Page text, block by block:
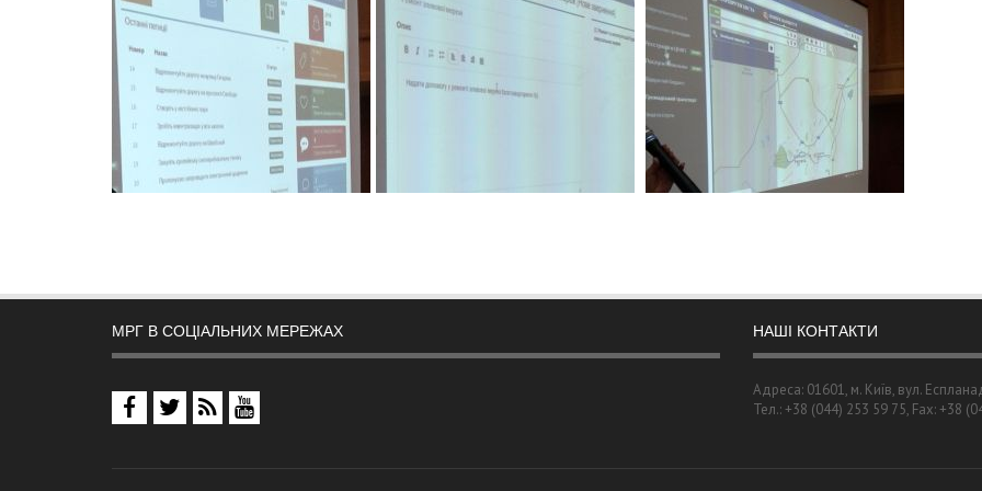
МРГ В СОЦІАЛЬНИХ МЕРЕЖАХ НАШІ КОНТАКТИ
Адреса: 01601, м. Київ, вул.
Тел.: +38 (044) 253 59 75, Fax: +38